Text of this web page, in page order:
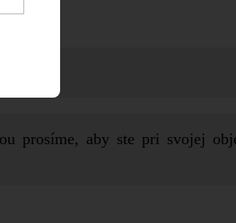
prosíme, aby ste pri svojej